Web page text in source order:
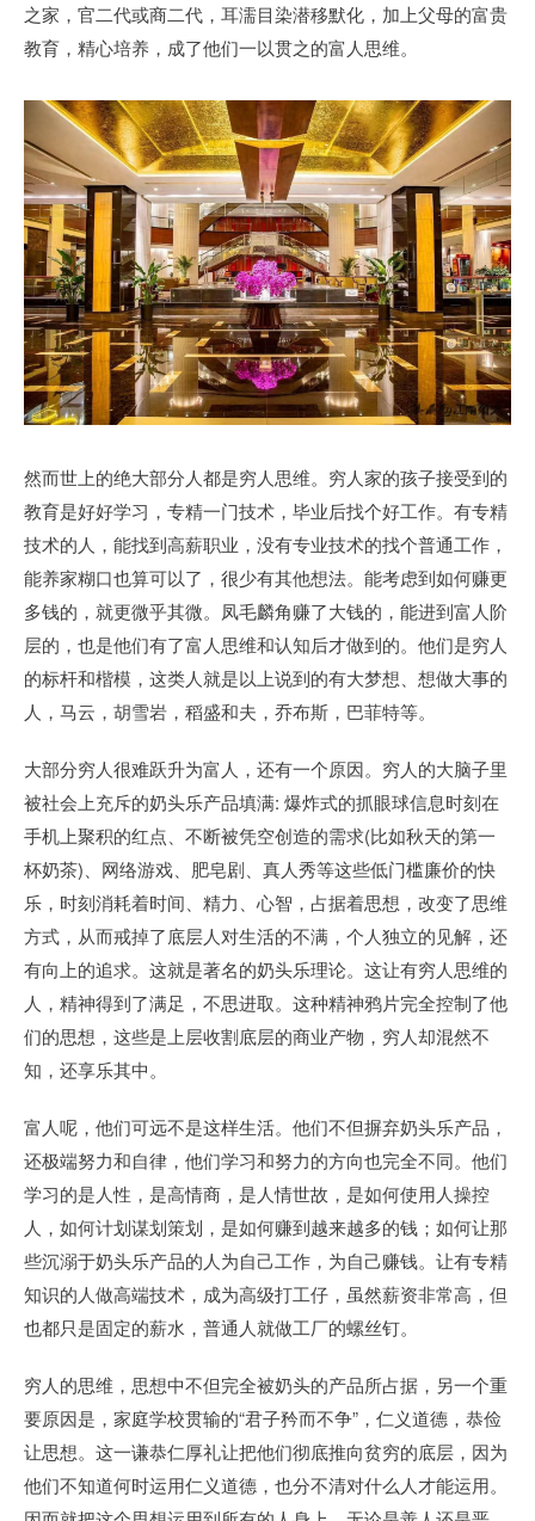
之家，官二代或商二代，耳濡目染潜移默化，加上父母的富贵
教育，精心培养，成了他们一以贯之的富人思维。
然而世上的绝大部分人都是穷人思维。穷人家的孩子接受到的
教育是好好学习，专精一门技术，毕业后找个好工作。有专精
技术的人，能找到高薪职业，没有专业技术的找个普通工作，
能养家糊口也算可以了，很少有其他想法。能考虑到如何赚更
多钱的，就更微乎其微。凤毛麟角赚了大钱的，能进到富人阶
层的，也是他们有了富人思维和认知后才做到的。他们是穷人
的标杆和楷模，这类人就是以上说到的有大梦想、想做大事的
人，马云，胡雪岩，稻盛和夫，乔布斯，巴菲特等。
大部分穷人很难跃升为富人，还有一个原因。穷人的大脑子里
被社会上充斥的奶头乐产品填满: 爆炸式的抓眼球信息时刻在
手机上聚积的红点、不断被凭空创造的需求(比如秋天的第一
杯奶茶)、网络游戏、肥皂剧、真人秀等这些低门槛廉价的快
乐，时刻消耗着时间、精力、心智，占据着思想，改变了思维
方式，从而戒掉了底层人对生活的不满，个人独立的见解，还
有向上的追求。这就是著名的奶头乐理论。这让有穷人思维的
人，精神得到了满足，不思进取。这种精神鸦片完全控制了他
们的思想，这些是上层收割底层的商业产物，穷人却混然不
知，还享乐其中。
富人呢，他们可远不是这样生活。他们不但摒弃奶头乐产品，
还极端努力和自律，他们学习和努力的方向也完全不同。他们
学习的是人性，是高情商，是人情世故，是如何使用人操控
人，如何计划谋划策划，是如何赚到越来越多的钱；如何让那
些沉溺于奶头乐产品的人为自己工作，为自己赚钱。让有专精
知识的人做高端技术，成为高级打工仔，虽然薪资非常高，但
也都只是固定的薪水，普通人就做工厂的螺丝钉。
穷人的思维，思想中不但完全被奶头的产品所占据，另一个重
要原因是，家庭学校贯输的“君子矜而不争”，仁义道德，恭俭
让思想。这一谦恭仁厚礼让把他们彻底推向贫穷的底层，因为
他们不知道何时运用仁义道德，也分不清对什么人才能运用。